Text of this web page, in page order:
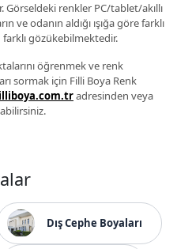
Görseldeki renkler PC/tablet/akıllı
ve odanın aldığı ışığa göre farklı
gözükebilmektedir.
öğrenmek ve renk
sormak için Filli Boya Renk
adresinden veya
Dış Cephe Boyaları